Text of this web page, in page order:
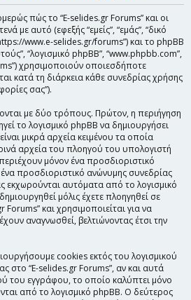
ζ
πώς το “E-selides.gr Forums” και οι
με αυτό (εφεξής “εμείς”, “εμάς”, “δικό
www.e-selides.gr/forums”) και το phpBB
“λογισμικό phpBB”, “www.phpbb.com”,
χρησιμοποιούν οποιεσδήποτε
κατά τη διάρκεια κάθε συνεδρίας χρήσης
σας”).
με δύο τρόπους. Πρώτον, η περιήγηση
το λογισμικό phpBB να δημιουργήσει
μικρά αρχεία κειμένου τα οποία
αρχεία του πλοηγού του υπολογιστή
μόνον ένα προσδιοριστικό
ένα προσδιοριστικό ανώνυμης συνεδρίας
εκχωρούνται αυτόματα από το λογισμικό
μόλις έχετε πλοηγηθεί σε
και χρησιμοποιείται για να
αναγνωσθεί, βελτιώνοντας έτσι την
cookies εκτός του λογισμικού
στο “E-selides.gr Forums”, αν και αυτά
του εγγράφου, το οποίο καλύπτει μόνο
από το λογισμικό phpBB. Ο δεύτερος